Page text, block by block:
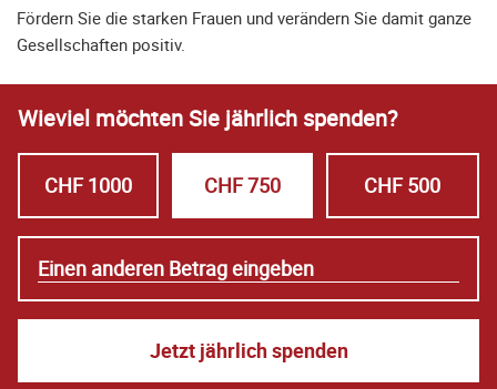
Fördern Sie die starken Frauen und verändern Sie damit ganze
Gesellschaften positiv.
Wieviel möchten Sie jährlich spenden?
CHF 1000 CHF 750 CHF 500
Jetzt jährlich spenden